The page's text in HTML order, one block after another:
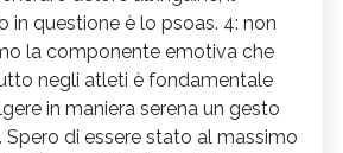
in questione è lo psoas. 4: non
la componente emotiva che
negli atleti è fondamentale
in maniera serena un gesto
Spero di essere stato al massimo